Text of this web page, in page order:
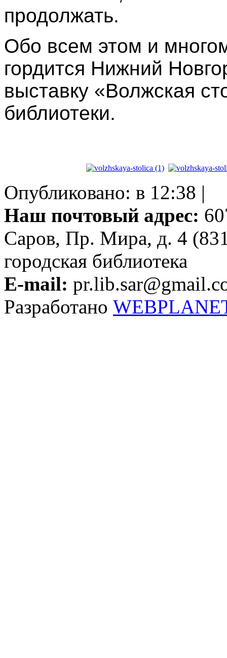
продолжать.
Обо всем этом и
гордится Нижний
выставку «Волжская
библиотеки.
Опубликовано: в 12:38 |
Наш почтовый адрес:
Саров, Пр. Мира, д. 4
городская библиотека
E-mail:
Разработано